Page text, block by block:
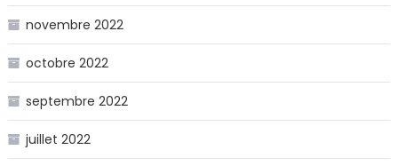
novembre 2022
octobre 2022
septembre 2022
juillet 2022